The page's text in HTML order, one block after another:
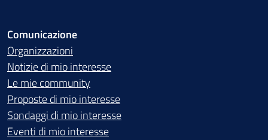
Comunicazione
Organizzazioni
Notizie di mio interesse
Le mie community
Proposte di mio interesse
Sondaggi di mio interesse
Eventi di mio interesse